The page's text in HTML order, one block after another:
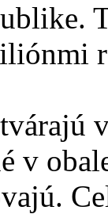
v